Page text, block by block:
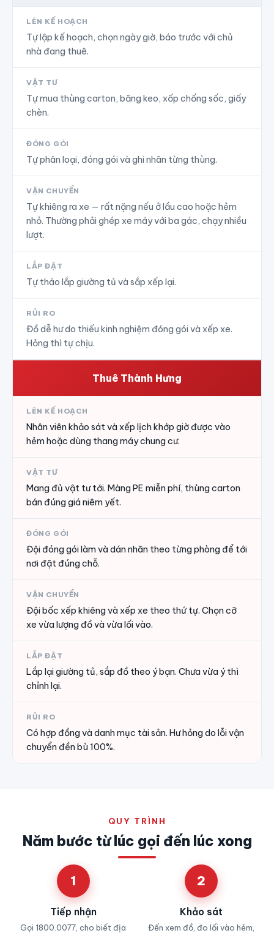
LÊN KẾ HOẠCH
Tự lập kế hoạch, chọn ngày giờ, báo trước với chủ
nhà đang thuê.
VẬT TƯ
Tự mua thùng carton, băng keo, xốp chống sốc, giấy
chèn.
ĐÓNG GÓI
Tự phân loại, đóng gói và ghi nhãn từng thùng.
VẬN CHUYỂN
Tự khiêng ra xe — rất nặng nếu ở lầu cao hoặc hẻm
nhỏ. Thường phải ghép xe máy với ba gác, chạy nhiều
lượt.
LẮP ĐẶT
Tự tháo lắp giường tủ và sắp xếp lại.
RỦI RO
Đồ dễ hư do thiếu kinh nghiệm đóng gói và xếp xe.
Hỏng thì tự chịu.
Thuê Thành Hưng
LÊN KẾ HOẠCH
Nhân viên khảo sát và xếp lịch khớp giờ được vào
hẻm hoặc dùng thang máy chung cư.
VẬT TƯ
Mang đủ vật tư tới. Màng PE miễn phí, thùng carton
bán đúng giá niêm yết.
ĐÓNG GÓI
Đội đóng gói làm và dán nhãn theo từng phòng để tới
nơi đặt đúng chỗ.
VẬN CHUYỂN
Đội bốc xếp khiêng và xếp xe theo thứ tự. Chọn cỡ
xe vừa lượng đồ và vừa lối vào.
LẮP ĐẶT
Lắp lại giường tủ, sắp đồ theo ý bạn. Chưa vừa ý thì
chỉnh lại.
RỦI RO
Có hợp đồng và danh mục tài sản. Hư hỏng do lỗi vận
chuyển đền bù 100%.
QUY TRÌNH
Năm bước từ lúc gọi đến lúc xong
1
Tiếp nhận
Gọi 1800.0077, cho biết địa
2
Khảo sát
Đến xem đồ, đo lối vào hẻm,